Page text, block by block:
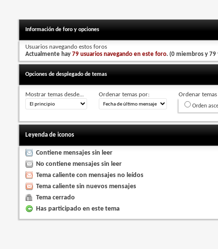
Información de foro y opciones
Usuarios navegando estos foros
Actualmente hay79 usuarios navegando en este foro. (0 miembros y 79
Opciones de desplegado de temas
Mostrar temas desde... Ordenar temas por: Ordenar
Orden
Leyenda de iconos
Contiene mensajes sin leer
No contiene mensajes sin leer
Tema caliente con mensajes no leídos
Tema caliente sin nuevos mensajes
Tema cerrado
Has participado en este tema